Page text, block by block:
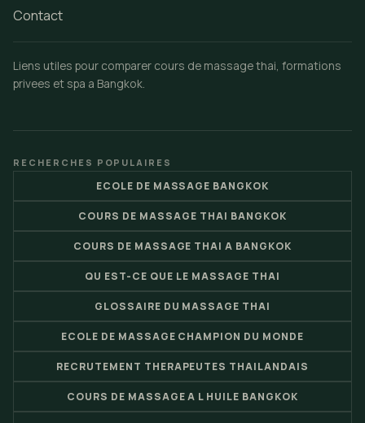
Contact
Liens utiles pour comparer cours de massage thai, formations
privees et spa a Bangkok.
RECHERCHES POPULAIRES
ECOLE DE MASSAGE BANGKOK
COURS DE MASSAGE THAI BANGKOK
COURS DE MASSAGE THAI A BANGKOK
QU EST-CE QUE LE MASSAGE THAI
GLOSSAIRE DU MASSAGE THAI
ECOLE DE MASSAGE CHAMPION DU MONDE
RECRUTEMENT THERAPEUTES THAILANDAIS
COURS DE MASSAGE A L HUILE BANGKOK